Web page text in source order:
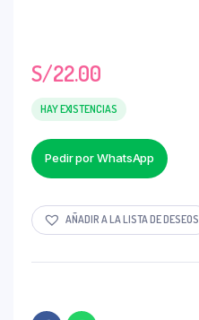
S/22.00
HAY EXISTENCIAS
Pedir por WhatsApp
AÑADIR A LA LISTA DE DESEOS